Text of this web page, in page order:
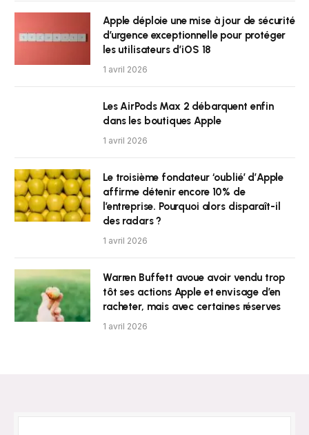
Apple déploie une mise à jour de sécurité
d’urgence exceptionnelle pour protéger
les utilisateurs d’iOS 18
1 avril 2026
Les AirPods Max 2 débarquent enfin
dans les boutiques Apple
1 avril 2026
Le troisième fondateur ‘oublié’ d’Apple
affirme détenir encore 10% de
l’entreprise. Pourquoi alors disparaît-il
des radars ?
1 avril 2026
Warren Buffett avoue avoir vendu trop
tôt ses actions Apple et envisage d’en
racheter, mais avec certaines réserves
1 avril 2026